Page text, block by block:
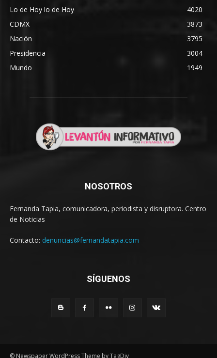
Lo de Hoy lo de Hoy
4020
CDMX
3873
Nación
3795
Presidencia
3004
Mundo
1949
NOSOTROS
Fernanda Tapia, comunicadora, periodista y disruptora. Centro
de Noticias
Contacto: denuncias@fernandatapia.com
SÍGUENOS
© Newspaper WordPress Theme by TagDiv